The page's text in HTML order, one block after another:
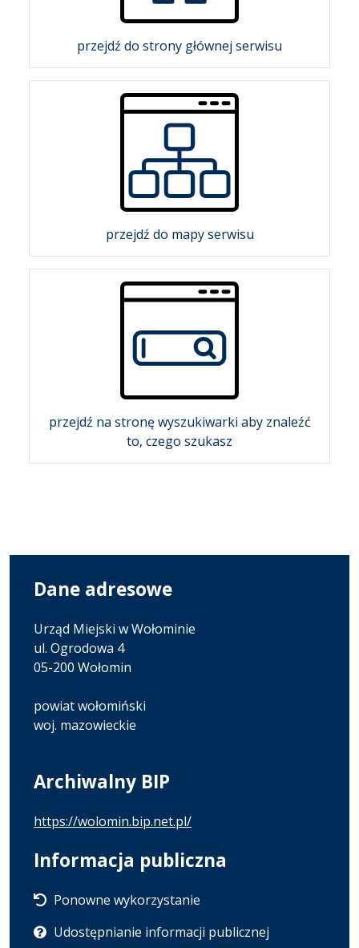
przejdź do strony głównej serwisu
przejdź do mapy serwisu
przejdź na stronę wyszukiwarki aby znaleźć
to, czego szukasz
Dane adresowe
Urząd Miejski w Wołominie
ul. Ogrodowa 4
05-200 Wołomin
powiat wołomiński
woj. mazowieckie
Archiwalny BIP
https://wolomin.bip.net.pl/
Informacja publiczna
Ponowne wykorzystanie
Udostępnianie informacji publicznej